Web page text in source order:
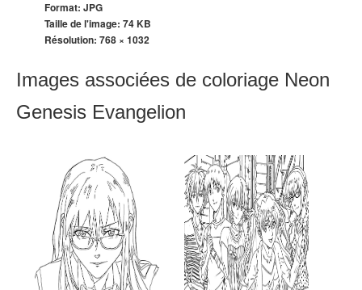
Format: JPG
Taille de l'image: 74 KB
Résolution: 768 × 1032
Images associées de coloriage Neon
Genesis Evangelion